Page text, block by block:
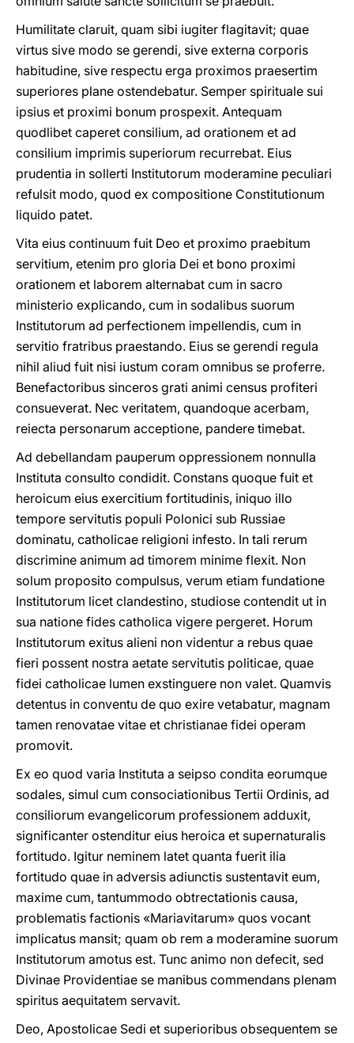
Humilitate claruit, quam sibi iugiter flagitavit; quae
virtus sive modo se gerendi, sive externa corporis
habitudine, sive respectu erga proximos praesertim
superiores plane ostendebatur. Semper spirituale sui
ipsius et proximi bonum prospexit. Antequam
quodlibet caperet consilium, ad orationem et ad
consilium imprimis superiorum recurrebat. Eius
prudentia in sollerti Institutorum moderamine peculiari
refulsit modo, quod ex compositione Constitutionum
liquido patet.
Vita eius continuum fuit Deo et proximo praebitum
servitium, etenim pro gloria Dei et bono proximi
orationem et laborem alternabat cum in sacro
ministerio explicando, cum in sodalibus suorum
Institutorum ad perfectionem impellendis, cum in
servitio fratribus praestando. Eius se gerendi regula
nihil aliud fuit nisi iustum coram omnibus se proferre.
Benefactoribus sinceros grati animi census profiteri
consueverat. Nec veritatem, quandoque acerbam,
reiecta personarum acceptione, pandere timebat.
Ad debellandam pauperum oppressionem nonnulla
Instituta consulto condidit. Constans quoque fuit et
heroicum eius exercitium fortitudinis, iniquo illo
tempore servitutis populi Polonici sub Russiae
dominatu, catholicae religioni infesto. In tali rerum
discrimine animum ad timorem minime flexit. Non
solum proposito compulsus, verum etiam fundatione
Institutorum licet clandestino, studiose contendit ut in
sua natione fides catholica vigere pergeret. Horum
Institutorum exitus alieni non videntur a rebus quae
fieri possent nostra aetate servitutis politicae, quae
fidei catholicae lumen exstinguere non valet. Quamvis
detentus in conventu de quo exire vetabatur, magnam
tamen renovatae vitae et christianae fidei operam
promovit.
Ex eo quod varia Instituta a seipso condita eorumque
sodales, simul cum consociationibus Tertii Ordinis, ad
consiliorum evangelicorum professionem adduxit,
significanter ostenditur eius heroica et supernaturalis
fortitudo. Igitur neminem latet quanta fuerit ilia
fortitudo quae in adversis adiunctis sustentavit eum,
maxime cum, tantummodo obtrectationis causa,
problematis factionis «Mariavitarum» quos vocant
implicatus mansit; quam ob rem a moderamine suorum
Institutorum amotus est. Tunc animo non defecit, sed
Divinae Providentiae se manibus commendans plenam
spiritus aequitatem servavit.
Deo, Apostolicae Sedi et superioribus obsequentem se